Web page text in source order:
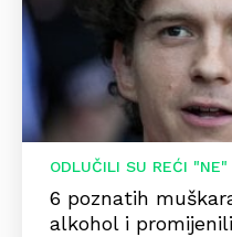
ODLUČILI SU REĆI "NE"
6 poznatih
alkohol i